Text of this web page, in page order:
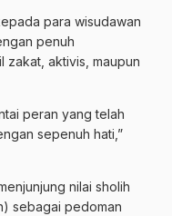
para wisudawan
penuh
zakat, aktivis, maupun
peran yang telah
sepenuh hati,”
nilai sholih
sebagai pedoman